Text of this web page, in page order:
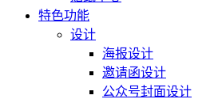
特色功能
设计
海报设计
邀请函设计
公众号封面设计